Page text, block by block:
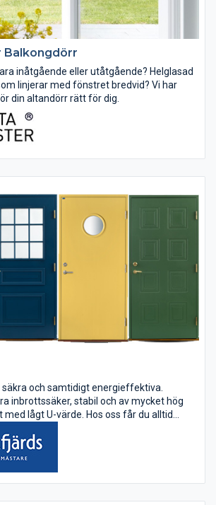
Balkongdörr
inåtgående eller utåtgående? Helglasad
linjerar med fönstret bredvid? Vi har
din altandörr rätt för dig.
och samtidigt energieffektiva.
inbrottssäker, stabil och av mycket hög
lågt U-värde. Hos oss får du alltid